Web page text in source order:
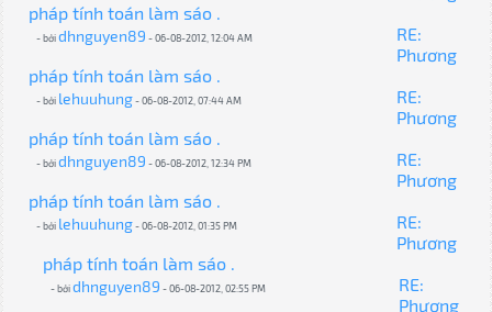
pháp tính toán làm sáo .
- bởidhnguyen89 - 06-08-2012, 12:04 AM
RE:
Phương
pháp tính toán làm sáo .
- bởi lehuuhung- 06-08-2012, 07:44 AM
RE:
Phương
pháp tính toán làm sáo .
- bởidhnguyen89 - 06-08-2012, 12:34 PM
RE:
Phương
pháp tính toán làm sáo .
- bởi lehuuhung- 06-08-2012, 01:35 PM
RE:
Phương
pháp tính toán làm sáo .
- bởidhnguyen89 - 06-08-2012, 02:55 PM
RE:
Phương